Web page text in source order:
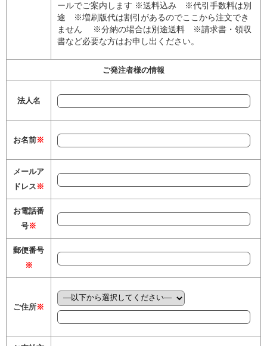
ールでご案内します ※送料込み ※代引手数料は別
途 ※増刷版代は割引があるのでここから注文でき
ません ※分納の場合は別途送料 ※請求書・領収
書など必要な方はお申し出ください。
ご発注者様の情報
法人名
お名前※
メールア
ドレス ※
お電話番
号※
郵便番号
※
ご住所※